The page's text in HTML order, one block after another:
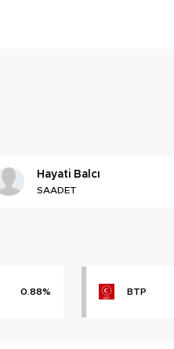
Hayati Balcı
SAADET
0.88% BTP